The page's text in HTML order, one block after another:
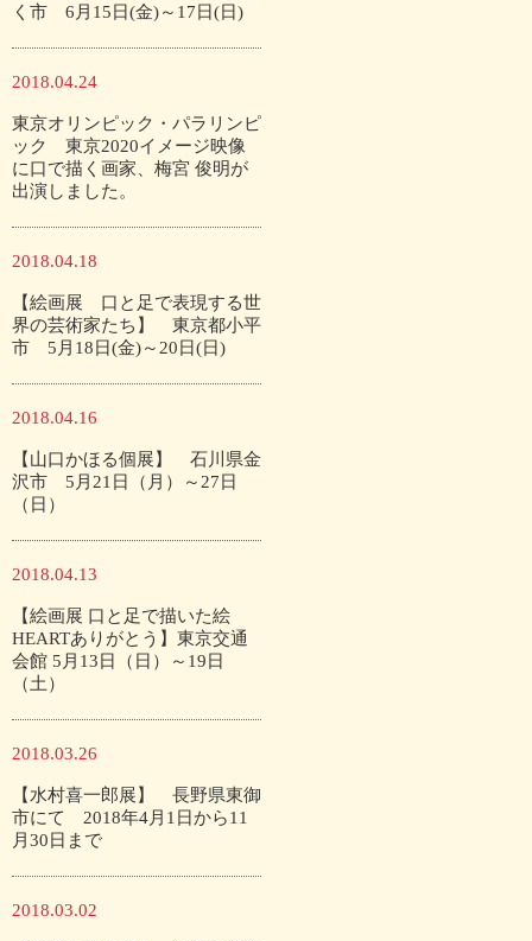
く市 6月15日(金)～17日(日)
2018.04.24
東京オリンピック・パラリンピ
ック 東京2020イメージ映像
に口で描く画家、梅宮 俊明が
出演しました。
2018.04.18
【絵画展 口と足で表現する世
界の芸術家たち】 東京都小平
市 5月18日(金)～20日(日)
2018.04.16
【山口かほる個展】 石川県金
沢市 5月21日（月）～27日
（日）
2018.04.13
【絵画展 口と足で描いた絵
HEARTありがとう】東京交通
会館 5月13日（日）～19日
（土）
2018.03.26
【水村喜一郎展】 長野県東御
市にて 2018年4月1日から11
月30日まで
2018.03.02